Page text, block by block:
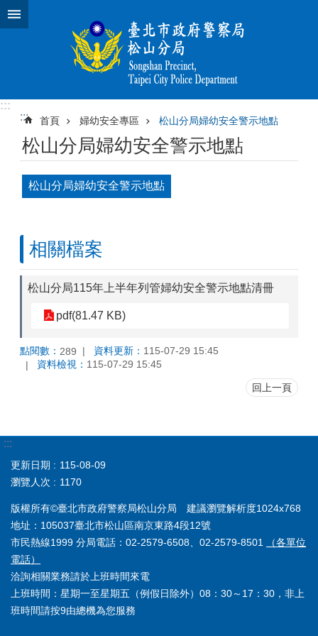
跳到主要內容區塊
:::
:::
首頁 婦幼安全專區 松山分局婦幼安全警示地點
松山分局婦幼安全警示地點
松山分局婦幼安全警示地點
相關檔案
松山分局115年上半年列管婦幼安全警示地點清冊
pdf(81.47 KB)
點閱數： 289 資料更新： 115-07-29 15:45
資料檢視： 115-07-29 15:45
回上一頁
:::
更新日期
115-08-09
瀏覽人次
1170
版權所有©臺北市政府警察局松山分局 建議瀏覽解析度1024x768
地址：105037臺北市松山區南京東路4段12號
市民熱線1999 分局電話：02-2579-6508、02-2579-8501
（各單位
電話）
洽詢相關業務請於上班時間來電
上班時間：星期一至星期五（例假日除外）08：30～17：30，非上
班時間請按9由總機為您服務